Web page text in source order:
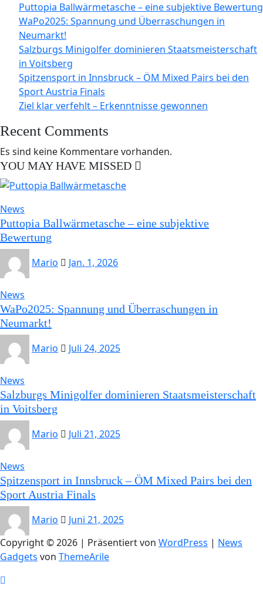
Puttopia Ballwärmetasche – eine subjektive Bewertung
WaPo2025: Spannung und Überraschungen in
Neumarkt!
Salzburgs Minigolfer dominieren Staatsmeisterschaft
in Voitsberg
Spitzensport in Innsbruck – ÖM Mixed Pairs bei den
Sport Austria Finals
Ziel klar verfehlt – Erkenntnisse gewonnen
Recent Comments
Es sind keine Kommentare vorhanden.
YOU MAY HAVE MISSED
News
Puttopia Ballwärmetasche – eine subjektive
Bewertung
Mario
Jan. 1, 2026
News
WaPo2025: Spannung und Überraschungen in
Neumarkt!
Mario
Juli 24, 2025
News
Salzburgs Minigolfer dominieren Staatsmeisterschaft
in Voitsberg
Mario
Juli 21, 2025
News
Spitzensport in Innsbruck – ÖM Mixed Pairs bei den
Sport Austria Finals
Mario
Juni 21, 2025
Copyright © 2026 | Präsentiert von WordPress | News
Gadgets von ThemeArile